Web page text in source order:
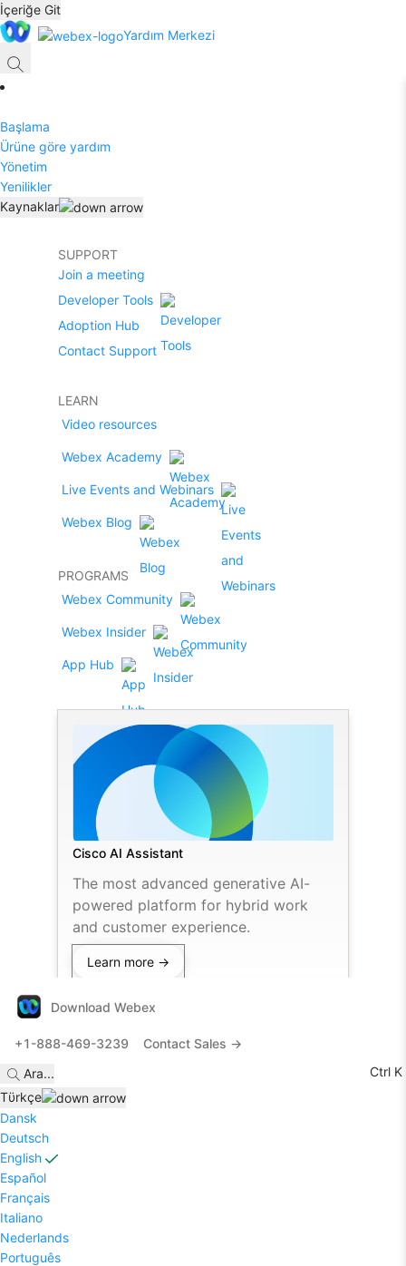
İçeriğe Git
Yardım Merkezi
Başlama
Ürüne göre yardım
Yönetim
Yenilikler
Kaynaklar
SUPPORT
Join a meeting
Developer Tools
Adoption Hub
Contact Support
LEARN
Video resources
Webex Academy
Live Events and Webinars
Webex Blog
PROGRAMS
Webex Community
Webex Insider
App Hub
Cisco AI Assistant
The most advanced generative AI-
powered platform for hybrid work
and customer experience.
Learn more →
Download Webex
+1-888-469-3239
Contact Sales →
Ara...
Ctrl K
Tϋrkçe
Dansk
Deutsch
English
Español
Français
Italiano
Nederlands
Português